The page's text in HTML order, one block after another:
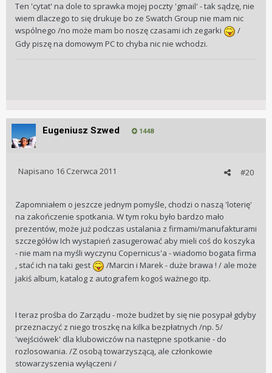
Ten 'cytat' na dole to sprawka mojej poczty 'gmail' - tak sądzę, nie
wiem dlaczego to się drukuje bo ze Swatch Group nie mam nic
wspólnego /no może mam bo noszę czasami ich zegarki
/
Gdy piszę na domowym PC to chyba nic nie wchodzi.
Eugeniusz Szwed 1448
#20
Napisano 16 Czerwca 2011
Zapomniałem o jeszcze jednym pomyśle, chodzi o naszą 'loterię'
na zakończenie spotkania. W tym roku było bardzo mało
prezentów, może już podczas ustalania z firmami/manufakturami
szczegółów Ich wystapień zasugerować aby mieli coś do koszyka
- nie mam na myśli wyczynu Copernicus'a - wiadomo bogata firma
, stać ich na taki gest
/Marcin i Marek - duże brawa ! / ale może
jakiś album, katalog z autografem kogoś ważnego itp.
I teraz prośba do Zarządu - może budżet by się nie posypał gdyby
przeznaczyć z niego troszkę na kilka bezpłatnych /np. 5/
'wejściówek' dla klubowiczów na następne spotkanie - do
rozlosowania. /Z osobą towarzyszącą, ale członkowie
stowarzyszenia wyłączeni /